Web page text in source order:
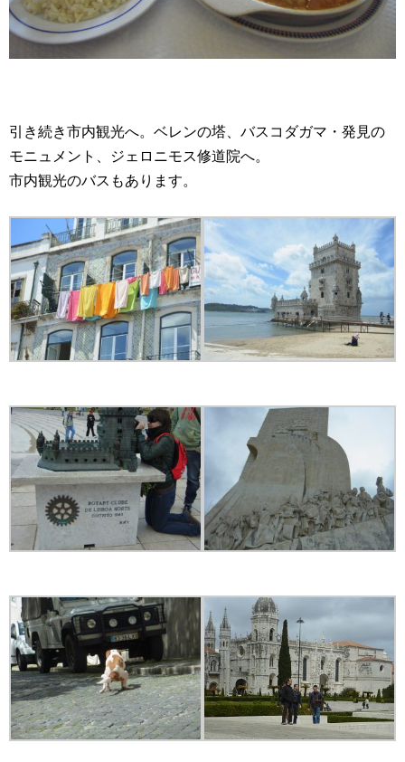
引き続き市内観光へ。ベレンの塔、バスコダガマ・発見の
モニュメント、ジェロニモス修道院へ。
市内観光のバスもあります。